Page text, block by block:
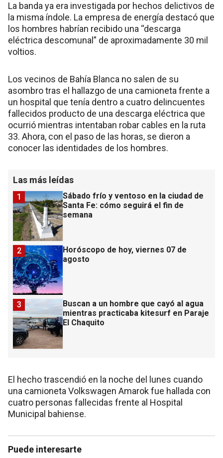
La banda ya era investigada por hechos delictivos de
la misma índole. La empresa de energía destacó que
los hombres habrían recibido una “descarga
eléctrica descomunal” de aproximadamente 30 mil
voltios.
Los vecinos de Bahía Blanca no salen de su
asombro tras el hallazgo de una camioneta frente a
un hospital que tenía dentro a cuatro delincuentes
fallecidos producto de una descarga eléctrica que
ocurrió mientras intentaban robar cables en la ruta
33. Ahora, con el paso de las horas, se dieron a
conocer las identidades de los hombres.
Las más leídas
Sábado frío y ventoso en la ciudad de
Santa Fe: cómo seguirá el fin de
semana
1
Horóscopo de hoy, viernes 07 de
agosto
2
Buscan a un hombre que cayó al agua
mientras practicaba kitesurf en Paraje
El Chaquito
3
El hecho trascendió en la noche del lunes cuando
una camioneta Volkswagen Amarok fue hallada con
cuatro personas fallecidas frente al Hospital
Municipal bahiense.
Puede interesarte